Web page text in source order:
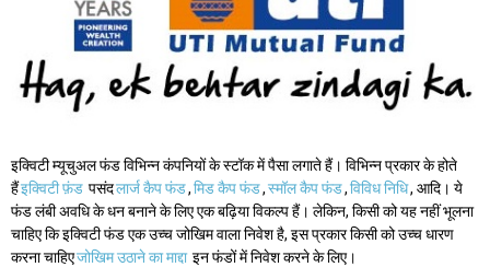
इक्विटी म्यूचुअल फंड विभिन्न कंपनियों के स्टॉक में पैसा लगाते हैं। विभिन्न प्रकार के होते
हैंइक्विटी फ़ंड पसंदलार्ज कैप फंड,मिड कैप फंड,स्मॉल कैप फंड,विविध निधि, आदि। ये
फंड लंबी अवधि के धन बनाने के लिए एक बढ़िया विकल्प हैं। लेकिन, किसी को यह नहीं भूलना
चाहिए कि इक्विटी फंड एक उच्च जोखिम वाला निवेश है, इस प्रकार किसी को उच्च धारण
करना चाहिएजोखिम उठाने का माद्दा इन फंडों में निवेश करने के लिए।